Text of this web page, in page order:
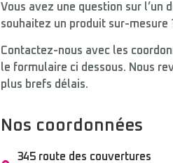
Vous avez une question sur l’un
souhaitez un produit sur-mesure
Contactez-nous avec les
le formulaire ci dessous. Nous
plus brefs délais.
Nos coordonnées
345 route des couvertures